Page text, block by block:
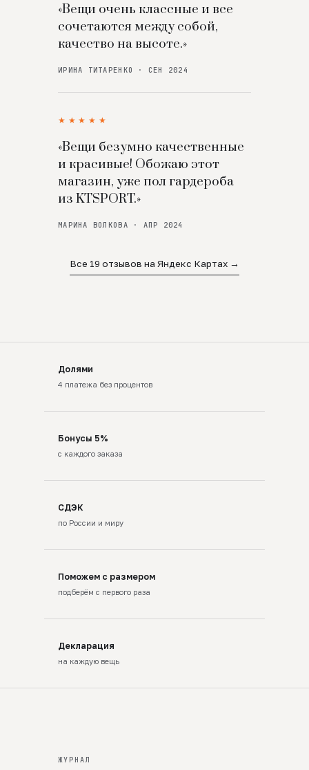
«Вещи очень классные и все
сочетаются между собой,
качество на высоте.»
ИРИНА ТИТАРЕНКО · СЕН 2024
★★★★★
«Вещи безумно качественные
и красивые! Обожаю этот
магазин, уже пол гардероба
из KTSPORT.»
МАРИНА ВОЛКОВА · АПР 2024
Все 19 отзывов на Яндекс Картах →
Долями
4 платежа без процентов
Бонусы 5%
с каждого заказа
СДЭК
по России и миру
Поможем с размером
подберём с первого раза
Декларация
на каждую вещь
ЖУРНАЛ